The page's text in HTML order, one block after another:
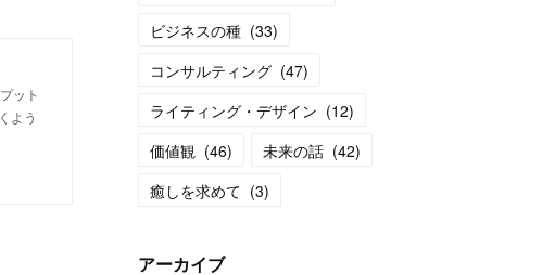
ット
よう
ビジネスの種 (33)
コンサルティング (47)
ライティング・デザイン (12)
価値観 (46) 未来の話 (42)
癒しを求めて (3)
アーカイブ